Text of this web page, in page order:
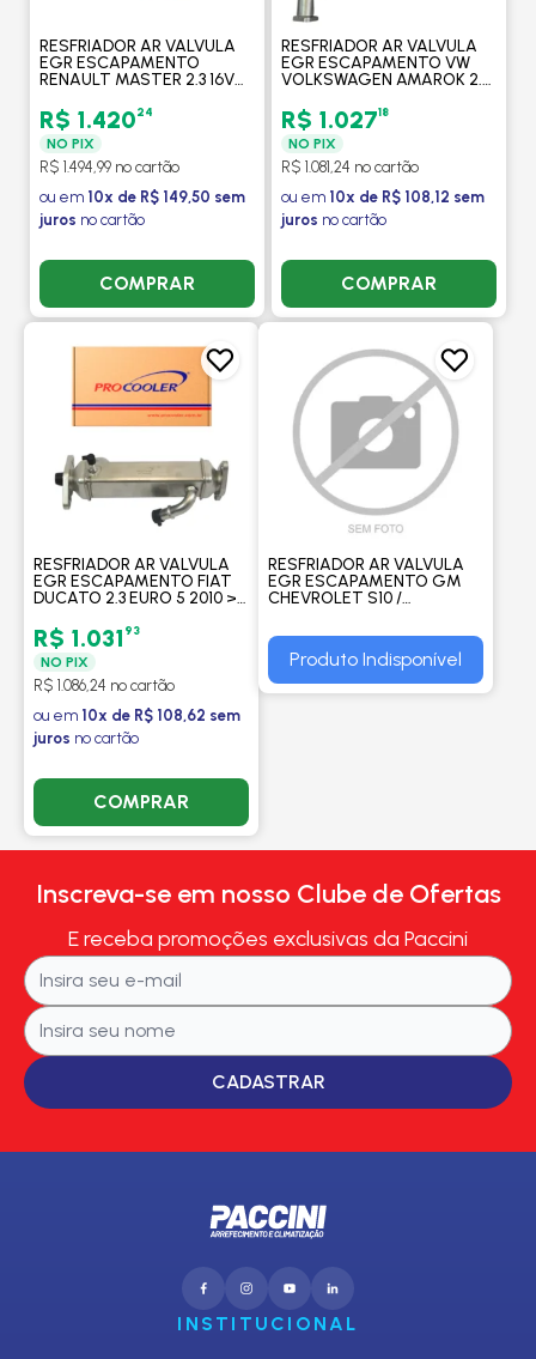
RESFRIADOR AR VALVULA
EGR ESCAPAMENTO
RENAULT MASTER 2.3 16V
R$ 1.42024
NO PIX
R$ 1.494,99 no cartão
ou em 10x de R$ 149,50 sem
juros no cartão
COMPRAR
RESFRIADOR AR VALVULA
EGR ESCAPAMENTO VW
VOLKSWAGEN AMAROK 2.0
DIESEL 2010 > -
PROCOOLER
R$ 1.02718
NO PIX
R$ 1.081,24 no cartão
ou em 10x de R$ 108,12 sem
juros no cartão
COMPRAR
RESFRIADOR AR VALVULA
EGR ESCAPAMENTO FIAT
DUCATO 2.3 EURO 5 2010 > -
R$ 1.031 93
NO PIX
R$ 1.086,24 no cartão
ou em 10x de R$ 108,62 sem
juros no cartão
COMPRAR
RESFRIADOR AR VALVULA
EGR ESCAPAMENTO GM
CHEVROLET S10 /
2016 - PROCOOLER
Produto Indisponível
Inscreva-se em nosso Clube de Ofertas
E receba promoções exclusivas da Paccini
CADASTRAR
INSTITUCIONAL